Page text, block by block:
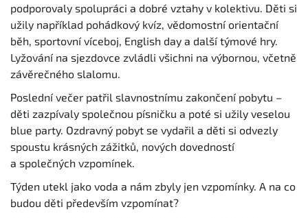
podporovaly spolupráci a dobré vztahy v kolektivu. Děti si
užily například pohádkový kvíz, vědomostní orientační
běh, sportovní víceboj, English day a další týmové hry.
Lyžování na sjezdovce zvládli všichni na výbornou, včetně
závěrečného slalomu.
Poslední večer patřil slavnostnímu zakončení pobytu –
děti zazpívaly společnou písničku a poté si užily veselou
blue party. Ozdravný pobyt se vydařil a děti si odvezly
spoustu krásných zážitků, nových dovedností
a společných vzpomínek.
Týden utekl jako voda a nám zbyly jen vzpomínky. A na co
budou děti především vzpomínat?